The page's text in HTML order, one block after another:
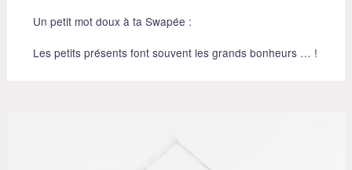
Un petit mot doux à ta Swapée :
Les petits présents font souvent les grands bonheurs … !